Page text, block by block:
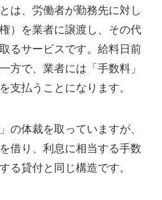
は、労働者が勤務先に対し
）を業者に譲渡し、その代
るサービスです。給料日前
方で、業者には「手数料」
支払うことになります。
の体裁を取っていますが、
借り、利息に相当する手数
る貸付と同じ構造です。